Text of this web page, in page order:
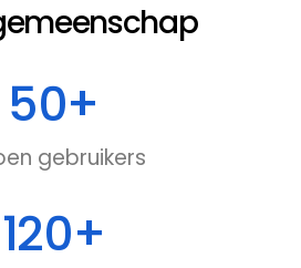
gebruikers
50+
120+